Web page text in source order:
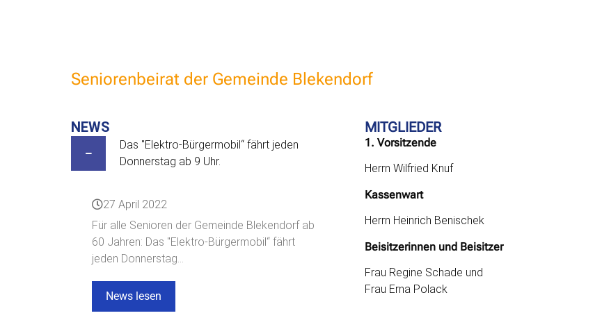
Seniorenbeirat der Gemeinde Blekendorf
NEWS
Das "Elektro-Bürgermobil“ fährt jeden
Donnerstag ab 9 Uhr.
27 April 2022
Für alle Senioren der Gemeinde Blekendorf ab
60 Jahren: Das "Elektro-Bürgermobil“ fährt
jeden Donnerstag...
News lesen
MITGLIEDER
1. Vorsitzende
Herrn Wilfried Knuf
Kassenwart
Herrn Heinrich Benischek
Beisitzerinnen und Beisitzer
Frau Regine Schade und
Frau Erna Polack